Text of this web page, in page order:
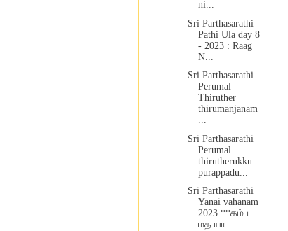
ni...
Sri Parthasarathi
Pathi Ula day 8
- 2023 : Raag
N...
Sri Parthasarathi
Perumal
Thiruther
thirumanjanam
...
Sri Parthasarathi
Perumal
thirutherukku
purappadu...
Sri Parthasarathi
Yanai vahanam
2023 **கம்ப
மத யா...